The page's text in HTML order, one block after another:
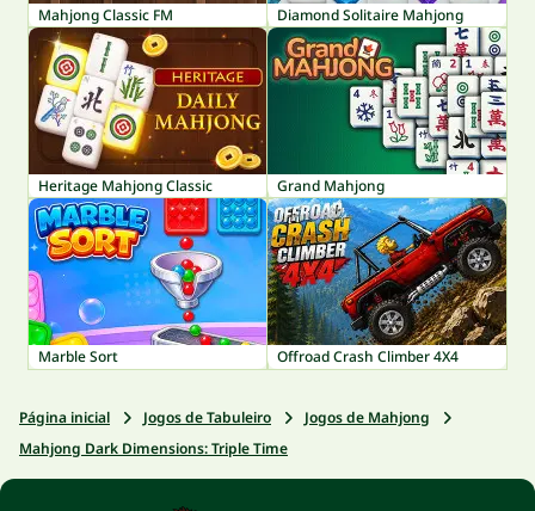
Mahjong Classic FM Diamond Solitaire Mahjong
Heritage Mahjong Classic Grand Mahjong
Marble Sort Offroad Crash Climber 4X4
Página inicial Jogos de Tabuleiro
Jogos de Mahjong
Mahjong Dark Dimensions: Triple Time